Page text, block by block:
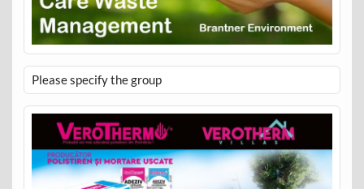
Please specify the group